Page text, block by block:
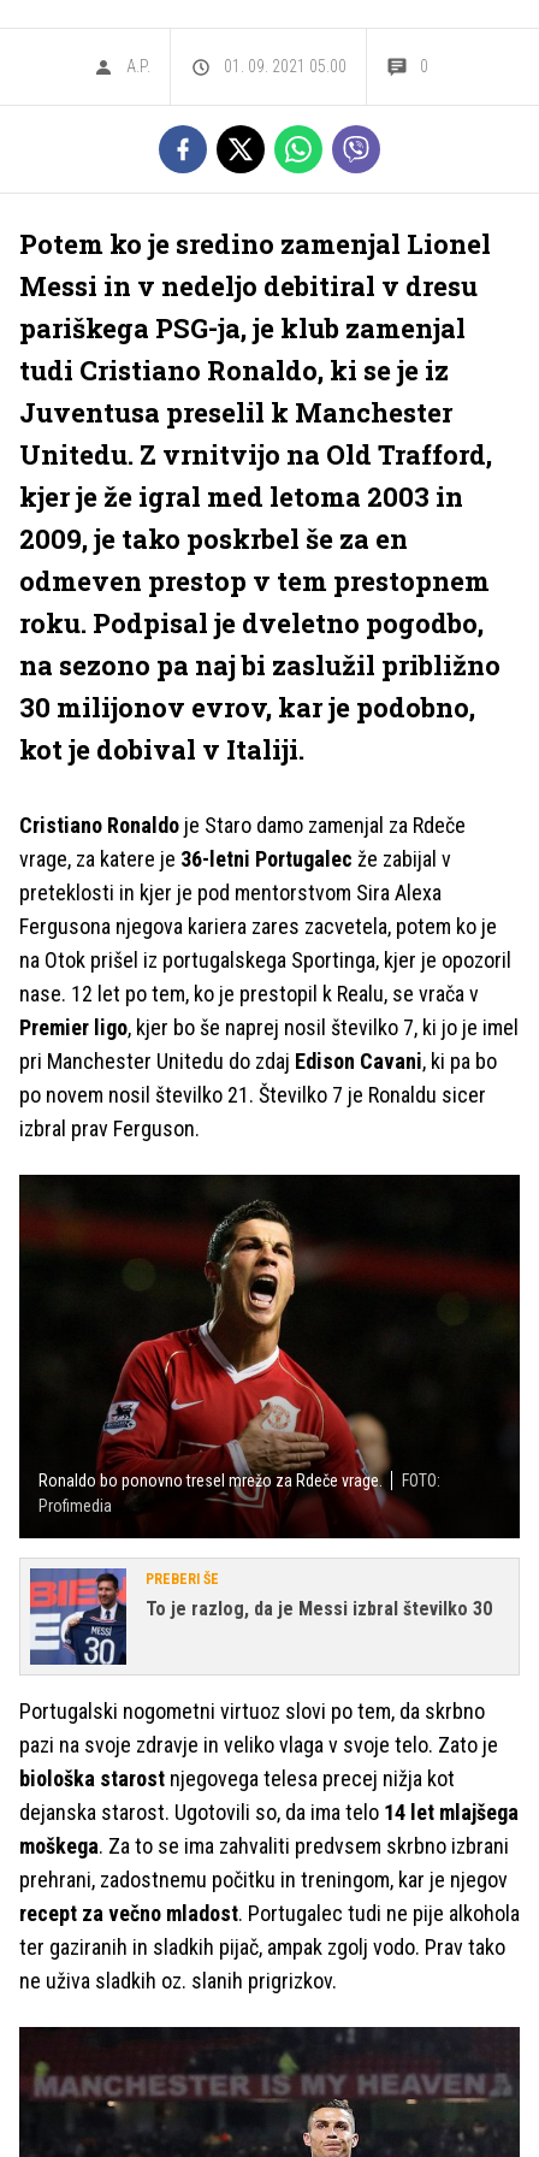
A.P. 01. 09. 2021 05.00 0
Potem ko je sredino zamenjal Lionel
Messi in v nedeljo debitiral v dresu
pariškega PSG-ja, je klub zamenjal
tudi Cristiano Ronaldo, ki se je iz
Juventusa preselil k Manchester
Unitedu. Z vrnitvijo na Old Trafford,
kjer je že igral med letoma 2003 in
2009, je tako poskrbel še za en
odmeven prestop v tem prestopnem
roku. Podpisal je dveletno pogodbo,
na sezono pa naj bi zaslužil približno
30 milijonov evrov, kar je podobno,
kot je dobival v Italiji.
Cristiano Ronaldo je Staro damo zamenjal za Rdeče
vrage, za katere je 36-letni Portugalec že zabijal v
preteklosti in kjer je pod mentorstvom Sira Alexa
Fergusona njegova kariera zares zacvetela, potem ko je
na Otok prišel iz portugalskega Sportinga, kjer je opozoril
nase. 12 let po tem, ko je prestopil k Realu, se vrača v
Premier ligo, kjer bo še naprej nosil številko 7, ki jo je imel
pri Manchester Unitedu do zdaj Edison Cavani, ki pa bo
po novem nosil številko 21. Številko 7 je Ronaldu sicer
izbral prav Ferguson.
Ronaldo bo ponovno tresel mrežo za Rdeče vrage.
FOTO:
Profimedia
PREBERI ŠE
To je razlog, da je Messi izbral številko 30
Portugalski nogometni virtuoz slovi po tem, da skrbno
pazi na svoje zdravje in veliko vlaga v svoje telo. Zato je
biološka starost njegovega telesa precej nižja kot
dejanska starost. Ugotovili so, da ima telo 14 let mlajšega
moškega. Za to se ima zahvaliti predvsem skrbno izbrani
prehrani, zadostnemu počitku in treningom, kar je njegov
recept za večno mladost. Portugalec tudi ne pije alkohola
ter gaziranih in sladkih pijač, ampak zgolj vodo. Prav tako
ne uživa sladkih oz. slanih prigrizkov.